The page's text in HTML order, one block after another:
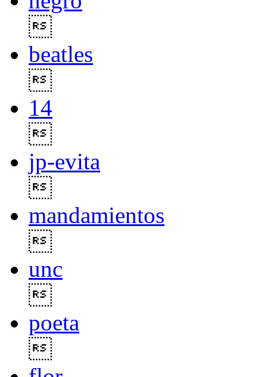
beatles
14
jp-evita
mandamientos
unc
poeta